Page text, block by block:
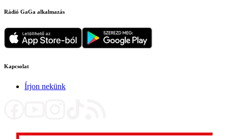
Rádió GaGa alkalmazás
Kapcsolat
Írjon nekünk